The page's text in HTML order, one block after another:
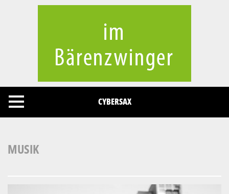
CYBERSAX
MUSIK
Cookies management panel